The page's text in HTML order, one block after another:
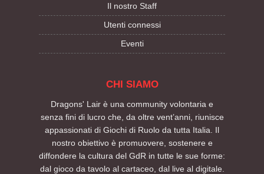
Il nostro Staff
Utenti connessi
Eventi
CHI SIAMO
Dragons' Lair è una community volontaria e
senza fini di lucro che, da oltre vent’anni, riunisce
appassionati di Giochi di Ruolo da tutta Italia. Il
nostro obiettivo è promuovere, sostenere e
diffondere la cultura del GdR in tutte le sue forme:
dal gioco da tavolo al cartaceo, dal live al digitale.